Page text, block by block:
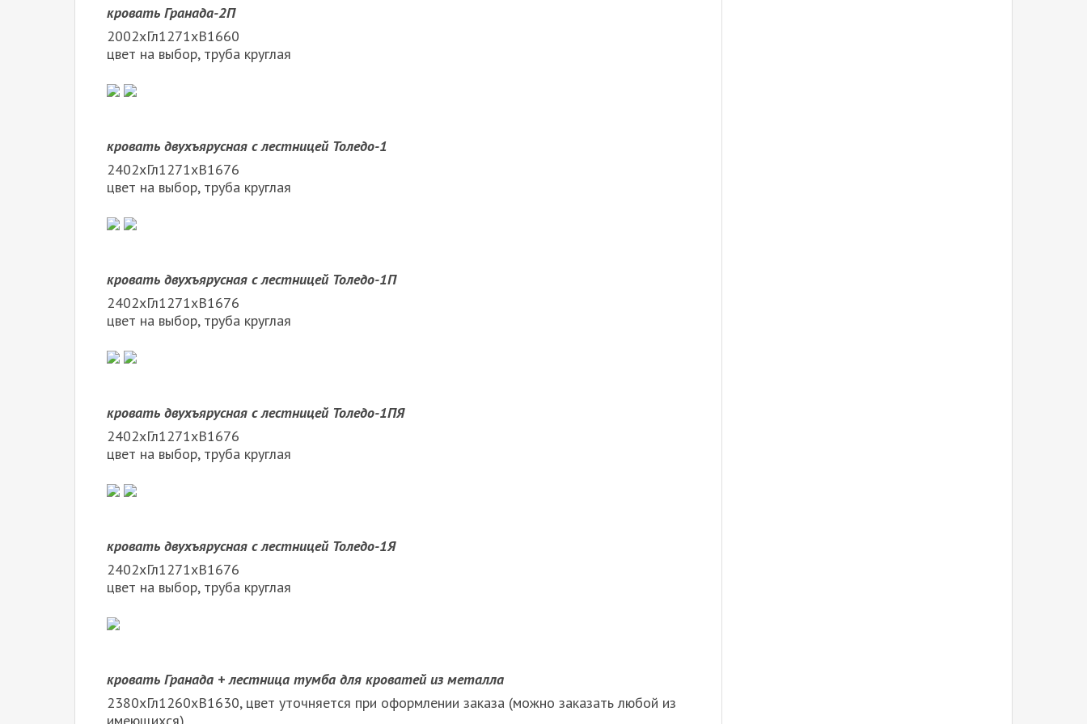
кровать Гранада-2П
2002хГл1271хВ1660
цвет на выбор, труба круглая
кровать двухъярусная с лестницей Толедо-1
2402хГл1271хВ1676
цвет на выбор, труба круглая
кровать двухъярусная с лестницей Толедо-1П
2402хГл1271хВ1676
цвет на выбор, труба круглая
кровать двухъярусная с лестницей Толедо-1ПЯ
2402хГл1271хВ1676
цвет на выбор, труба круглая
кровать двухъярусная с лестницей Толедо-1Я
2402хГл1271хВ1676
цвет на выбор, труба круглая
кровать Гранада + лестница тумба для кроватей из металла
2380хГл1260хВ1630, цвет уточняется при оформлении заказа (можно заказать любой из